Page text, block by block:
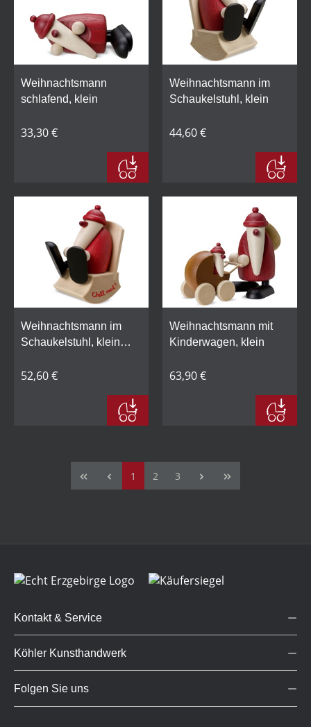
Weihnachtsmann
schlafend, klein
33,30 €
Weihnachtsmann im
Schaukelstuhl, klein
44,60 €
Weihnachtsmann im
Schaukelstuhl, klein
52,60 €
Weihnachtsmann mit
Kinderwagen, klein
63,90 €
Seite
1 Seite
2 Seite
3
Kontakt & Service
Köhler Kunsthandwerk
Folgen Sie uns